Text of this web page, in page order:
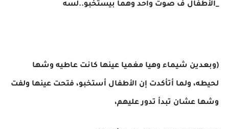
_الأطفال ف صوت واحد وهما بيستخبو..لسه
(وبعدين شيماء وهيا مغميا عينها كانت عاطيه وشها
لحيطه، ولما أتأكدت إن الأطفال أستخبو، فتحت عينها ولفت
وشها عشان تبدأ تدور عليهم،